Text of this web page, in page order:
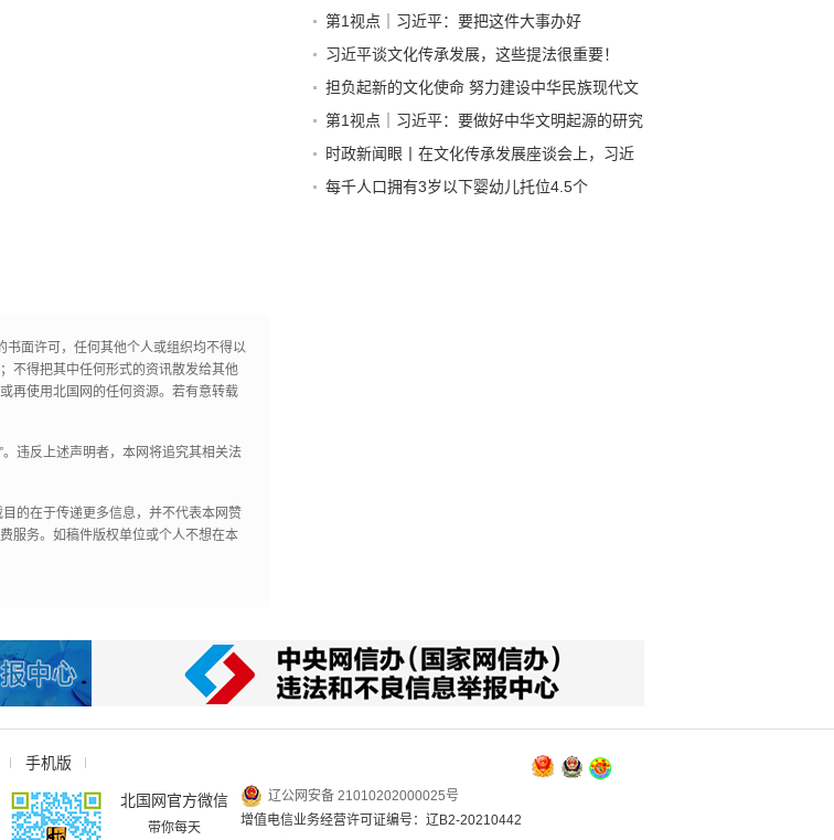
书面许可，任何其他个人或组织均不得以
不得把其中任何形式的资讯散发给其他
再使用北国网的任何资源。若有意转载
违反上述声明者，本网将追究其相关法
的在于传递更多信息，并不代表本网赞
服务。如稿件版权单位或个人不想在本
未来
第1视点｜习近平：要把这件大事办好
习近平谈文化传承发展，这些提法很重要！
担负起新的文化使命 努力建设中华民族现代文
明
第1视点｜习近平：要做好中华文明起源的研究
和阐释
时政新闻眼丨在文化传承发展座谈会上，习近
平谈到一个重大课题
每千人口拥有3岁以下婴幼儿托位4.5个
手机版
北国网官方微信
带你每天
辽公网安备 21010202000025号
增值电信业务经营许可证编号：辽B2-20210442